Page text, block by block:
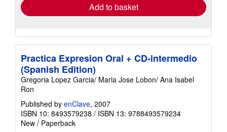
Add to basket
Practica Expresion Oral + CD-intermedio
(Spanish Edition)
Gregoria Lopez Garcia/ Maria Jose Lobon/ Ana Isabel
Ron
Published by enClave, 2007
ISBN 10: 8493579238 / ISBN 13: 9788493579234
New / Paperback